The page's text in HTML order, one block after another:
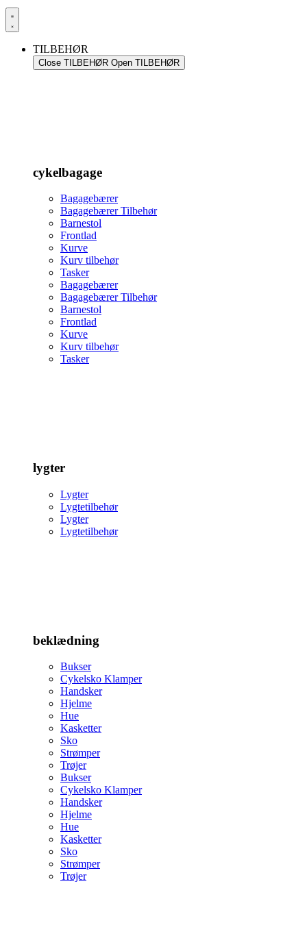
TILBEHØR
Close TILBEHØR Open TILBEHØR
cykelbagage
Bagagebærer
Bagagebærer Tilbehør
Barnestol
Frontlad
Kurve
Kurv tilbehør
Tasker
Bagagebærer
Bagagebærer Tilbehør
Barnestol
Frontlad
Kurve
Kurv tilbehør
Tasker
lygter
Lygter
Lygtetilbehør
Lygter
Lygtetilbehør
beklædning
Bukser
Cykelsko Klamper
Handsker
Hjelme
Hue
Kasketter
Sko
Strømper
Trøjer
Bukser
Cykelsko Klamper
Handsker
Hjelme
Hue
Kasketter
Sko
Strømper
Trøjer